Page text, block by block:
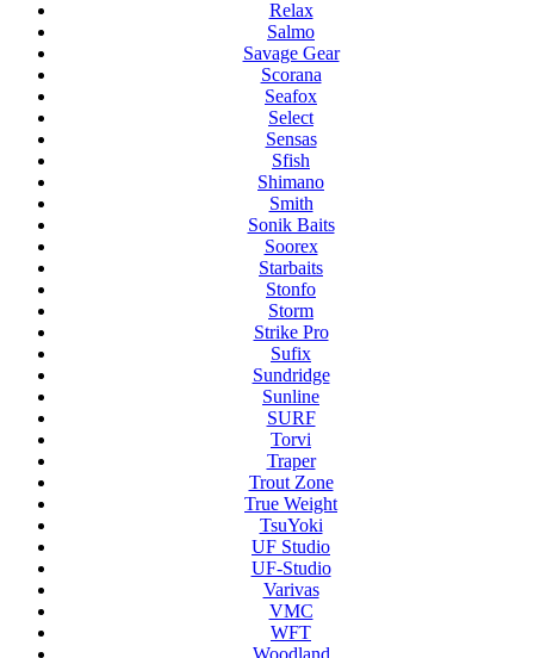
Relax
Salmo
Savage Gear
Scorana
Seafox
Select
Sensas
Sfish
Shimano
Smith
Sonik Baits
Soorex
Starbaits
Stonfo
Storm
Strike Pro
Sufix
Sundridge
Sunline
SURF
Torvi
Traper
Trout Zone
True Weight
TsuYoki
UF Studio
UF-Studio
Varivas
VMC
WFT